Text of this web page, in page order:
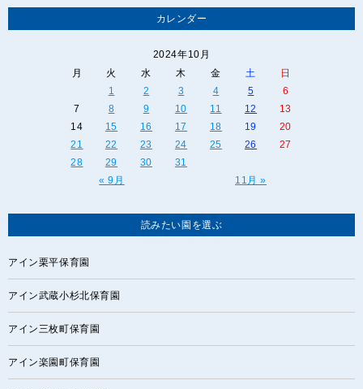
カレンダー
2024年10月
月
火 水 木 金 土 日
« 9月 11月 »
1 2 3 4 5
6
7
8 9 10 11 12
13
14
15 16 17 18 19
20
21
22 23 24 25 26
27
28
29 30 31
読みたい園を選ぶ
アイン栗平保育園
アイン武蔵小杉北保育園
アイン三枚町保育園
アイン楽園町保育園